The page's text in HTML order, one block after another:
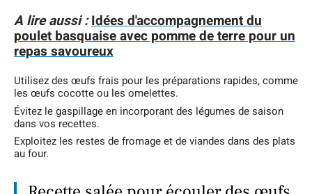
A lire aussi : Idées d'accompagnement du
poulet basquaise avec pomme de terre pour un
repas savoureux
Utilisez des œufs frais pour les préparations rapides, comme
les œufs cocotte ou les omelettes.
Évitez le gaspillage en incorporant des légumes de saison
dans vos recettes.
Exploitez les restes de fromage et de viandes dans des plats
au four.